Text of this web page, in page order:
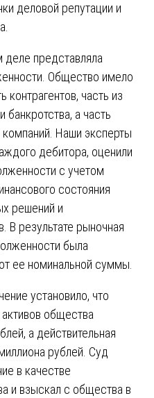
деловой репутации и
представляла
Общество имело
контрагентов, часть из
банкротства, а часть
компаний. Наши эксперты
дебитора, оценили
с учетом
состояния
решений и
В результате рыночная
была
ее номинальной суммы.
установило, что
общества
а действительная
рублей. Суд
в качестве
и взыскал с общества в